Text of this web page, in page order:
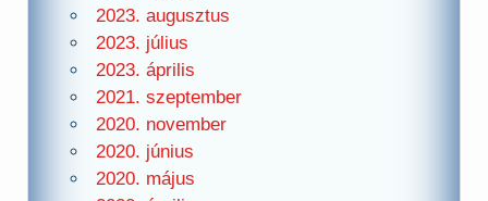
2023. augusztus
2023. július
2023. április
2021. szeptember
2020. november
2020. június
2020. május